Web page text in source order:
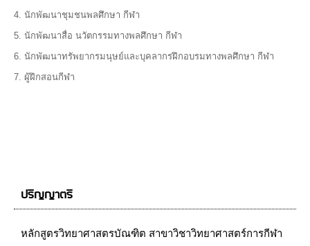
4. นักพัฒนาชุมชนพลศึกษา กีฬา
5. นักพัฒนาสื่อ นวัตกรรมทางพลศึกษา กีฬา
6. นักพัฒนาทรัพยากรมนุษย์และบุคลากรฝึกอบรมทางพลศึกษา กีฬา
7. ผู้ฝึกสอนกีฬา
ปริญญาตรี
หลักสูตรวิทยาศาสตรบัณฑิต สาขาวิชาวิทยาศาสตร์การกีฬา